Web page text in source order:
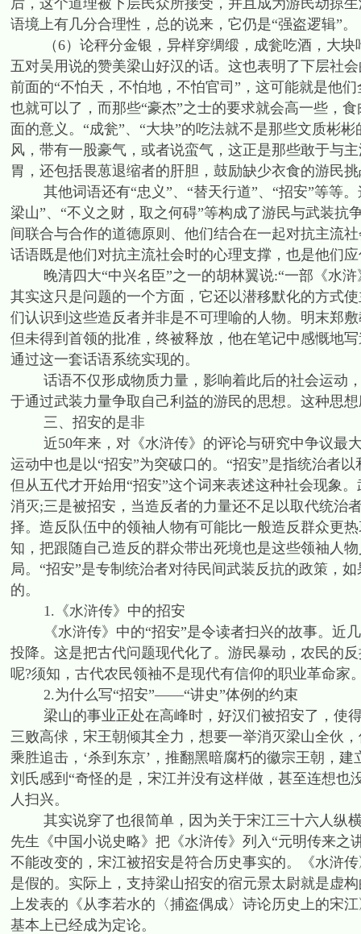
后，这个道理被下层民众所接受，并且成为游民劫掠
语境上有几分合理性，总的说来，它仍是“强盗逻辑”。
（6）论秤分金银，异样穿绸缎，成瓮吃酒，大块
五对吴用说的赞美梁山好汉的话。这也表明了下层社
前面的“不怕天，不怕地，不怕官司”，这可能就是他
也就可以了，而那些“豪杰”之士的要求就会高一些，
面的意义。“成瓮”、“大块”的吃法就不是那些文质彬
风，带有一股豪气，或者说蛮气，这正是那些敢于与
胃，还包括畏葸退缩者的肝胆，鼓励缺少衣食的游民
其他词语还有“忠义”、“替天行道”、“招安”等等。
梁山”、“不义之财，取之何碍”等构成了游民与武装
间联合与合作的道德原则、他们结合在一起对抗主流
话语既是他们对抗主流社会时的心理支撑，也是他们
晚清四大“中兴名臣”之一的胡林翼说:“一部《水浒
其实这只是问题的一个方面，它还以潜移默化的方式
们认识到这些造反者并非是不可理喻的人物。明末郑
但未得到首领的批准，终被释放，他在笔记中感慨地
通过这一套话语系统实现的。
话语不仅形成物质力量，影响着此后的社会运动，
于通过武装力量争取自己利益的游民的思想。这种思
三、招安的是非
近50年来，对《水浒传》的评论与研究中争议最大
运动中也是以“招安”为突破口的。“招安”是指统治者
但从五代才开始用“招安”这个词来表述这种社会现象
消灭;三是被招安，当造反者的力量还不足以取代统治
择。造反队伍中的领袖人物有可能比一般造反群众更
知，把跟随自己造反的群众带出死境也是这些领袖人
局。“招安”是专制统治者对待民间武装反抗的政策，
的。
1.《水浒传》中的招安
《水浒传》中的“招安”是令读者扫兴的故事。近几
投降。这是把古代问题现代化了。游民暴动，农民的
呢?须知，古代农民领袖不是现代有信仰的职业革命家
2.为什么写“招安”——“讲史”体例的约束
梁山的事业正处在高峰时，好汉们被招安了，使得
三败高俅，宋王朝倾其全力，想要一举消灭梁山全伙
乘胜追击，‘杀到东京’，推翻黑暗腐朽的徽宗王朝，
刘氏感到“奇怪的是，宋江并没有这样做，甚至连想也
人扫兴。
其实说穿了也很简单，因为关于宋江三十六人纵横
先生《中国小说史略》把《水浒传》列入“元明传来之
不能改变的，宋江被招安是符合历史事实的。《水浒
是假的。实际上，支持梁山招安的宿元景太尉就是虚
上发表的《从李若水的〈捕盗偶成〉诗论历史上的宋
基本上已经成为定论。